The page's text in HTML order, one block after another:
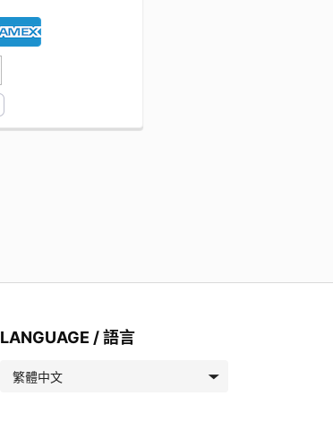
LANGUAGE / 語言